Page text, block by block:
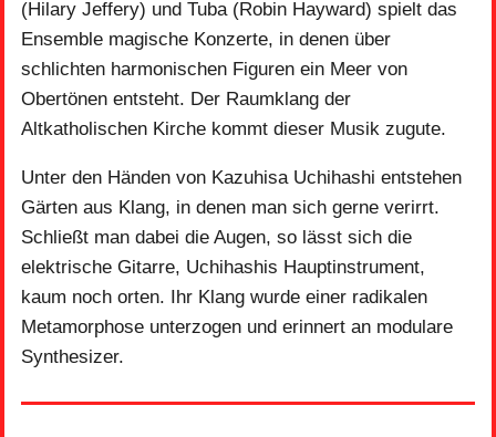
(Hilary Jeffery) und Tuba (Robin Hayward) spielt das
Ensemble magische Konzerte, in denen über
schlichten harmonischen Figuren ein Meer von
Obertönen entsteht. Der Raumklang der
Altkatholischen Kirche kommt dieser Musik zugute.
Unter den Händen von Kazuhisa Uchihashi entstehen
Gärten aus Klang, in denen man sich gerne verirrt.
Schließt man dabei die Augen, so lässt sich die
elektrische Gitarre, Uchihashis Hauptinstrument,
kaum noch orten. Ihr Klang wurde einer radikalen
Metamorphose unterzogen und erinnert an modulare
Synthesizer.